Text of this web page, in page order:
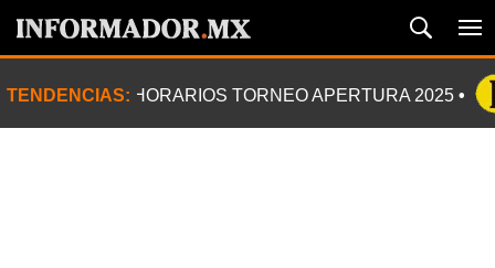
TENDENCIAS: HORARIOS TORNEO APERTURA 2025